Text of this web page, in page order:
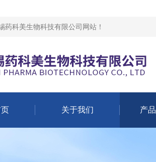
药科美生物科技有限公司网站 ！
关于我们 产